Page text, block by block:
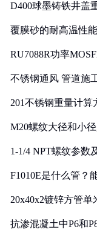
D400球墨铸铁井盖
覆膜砂的耐高温性
RU7088R功率
不锈钢通风 管道施
201不锈钢重量计算
M20螺纹大径和小
1-1/4 NPT螺纹参数
F1010E是什么管？
20x40x2镀锌方管
抗渗混凝土中P6和